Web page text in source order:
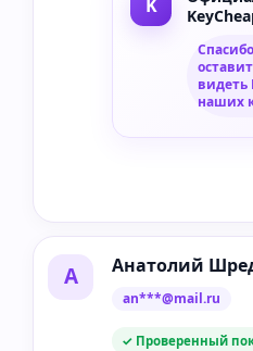
видеть
наших
А Анатолий
an***@mail.ru
✓ Проверенный